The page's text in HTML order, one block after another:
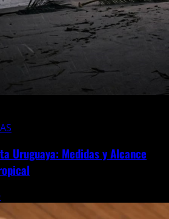
Uruguaya: Medidas y Alcance